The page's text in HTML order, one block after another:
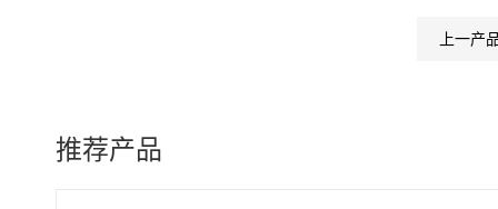
上一产
推荐产品